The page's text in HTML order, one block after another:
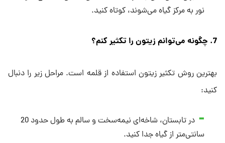
نور به مرکز گیاه می‌شوند، کوتاه کنید.
7. چگونه می‌توانم زیتون را تکثیر کنم؟
بهترین روش تکثیر زیتون استفاده از قلمه است. مراحل زیر را دنبال
کنید:
در تابستان، شاخه‌ای نیمه‌سخت و سالم به طول حدود 20
سانتی‌متر از گیاه جدا کنید.